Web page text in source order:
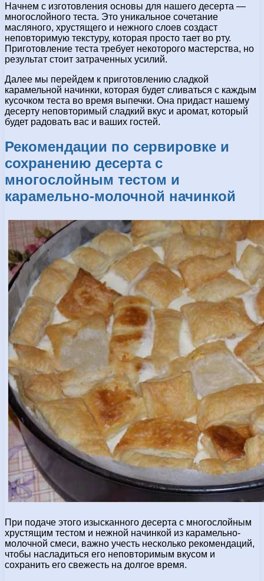
Начнем с изготовления основы для нашего десерта —
многослойного теста. Это уникальное сочетание
масляного, хрустящего и нежного слоев создаст
неповторимую текстуру, которая просто тает во рту.
Приготовление теста требует некоторого мастерства, но
результат стоит затраченных усилий.
Далее мы перейдем к приготовлению сладкой
карамельной начинки, которая будет сливаться с каждым
кусочком теста во время выпечки. Она придаст нашему
десерту неповторимый сладкий вкус и аромат, который
будет радовать вас и ваших гостей.
Рекомендации по сервировке и
сохранению десерта с
многослойным тестом и
карамельно-молочной начинкой
При подаче этого изысканного десерта с многослойным
хрустящим тестом и нежной начинкой из карамельно-
молочной смеси, важно учесть несколько рекомендаций,
чтобы насладиться его неповторимым вкусом и
сохранить его свежесть на долгое время.